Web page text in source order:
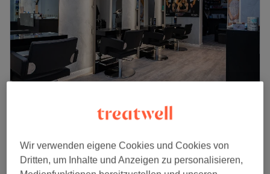
Headmasters&Beauty
1295 Bewertungen
Auf Karte anzeigen
Haar Lamination mit CHI / während
Wir verwenden eigene Cookies und Cookies von
Dritten, um Inhalte und Anzeigen zu personalisieren,